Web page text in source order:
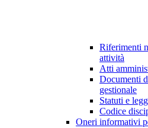
Riferimenti
attività
Atti
Documenti
gestionale
Statuti e
Codice
Oneri informativi